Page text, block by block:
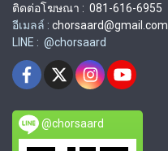
ติดต่อโฆษณา : 081-616-6955
อีเมลล์ : chorsaard@gmail.com
LINE : @chorsaard
@chorsaard